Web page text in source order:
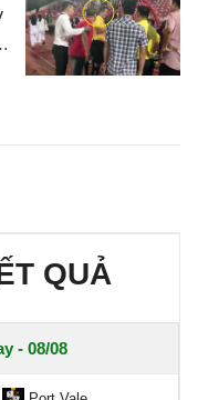
QUẢ
- 08/08